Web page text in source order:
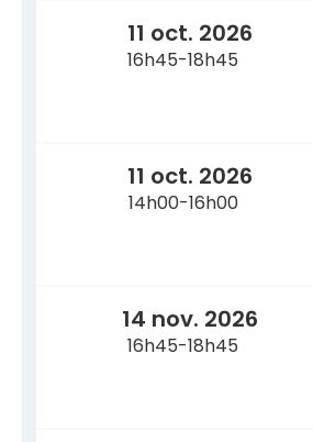
11 oct. 2026
16h45-18h45
11 oct. 2026
14h00-16h00
14 nov. 2026
16h45-18h45